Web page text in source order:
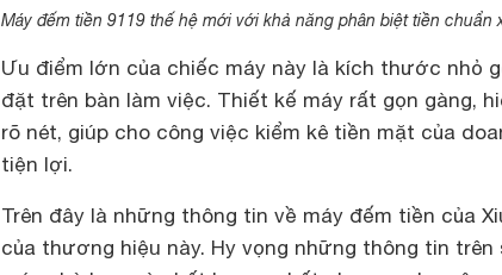
Máy đếm tiền 9119 thế hệ mới với khả năng phân biệt tiền chuẩn
Ưu điểm lớn của chiếc máy này là kích thước nhỏ
đặt trên bàn làm việc. Thiết kế máy rất gọn gàng,
rõ nét, giúp cho công việc kiểm kê tiền mặt của
tiện lợi.
Trên đây là những thông tin về máy đếm tiền của
của thương hiệu này. Hy vọng những thông tin trên